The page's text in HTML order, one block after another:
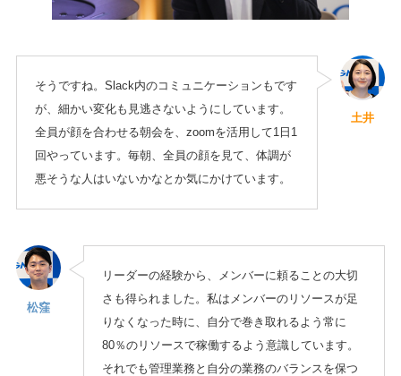
そうですね。Slack内のコミュニケーションもです
が、細かい変化も見逃さないようにしています。
全員が顔を合わせる朝会を、zoomを活用して1日1
回やっています。毎朝、全員の顔を見て、体調が
悪そうな人はいないかなとか気にかけています。
土井
松窪
リーダーの経験から、メンバーに頼ることの大切
さも得られました。私はメンバーのリソースが足
りなくなった時に、自分で巻き取れるよう常に
80％のリソースで稼働するよう意識しています。
それでも管理業務と自分の業務のバランスを保つ